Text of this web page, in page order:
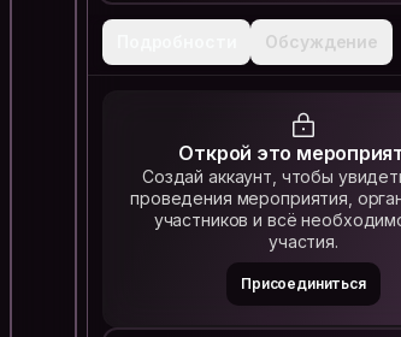
Обсуждение
Открой это
Создай аккаунт, чтобы
проведения мероприятия,
участников и всё
участия.
Присоединиться